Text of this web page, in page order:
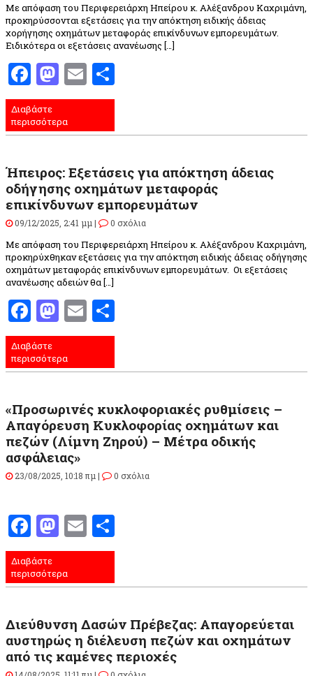
Με απόφαση του Περιφερειάρχη Ηπείρου κ. Αλέξανδρου Καχριμάνη,
προκηρύσσονται εξετάσεις για την απόκτηση ειδικής άδειας
χορήγησης οχημάτων μεταφοράς επικίνδυνων εμπορευμάτων.
Ειδικότερα οι εξετάσεις ανανέωσης […]
Facebook
Mastodon
Email
Διαβάστε
περισσότερα
Ήπειρος: Εξετάσεις για απόκτηση άδειας
οδήγησης οχημάτων μεταφοράς
επικίνδυνων εμπορευμάτων
09/12/2025, 2:41 μμ | 0 σχόλια
Με απόφαση του Περιφερειάρχη Ηπείρου κ. Αλέξανδρου Καχριμάνη,
προκηρύχθηκαν εξετάσεις για την απόκτηση ειδικής άδειας οδήγησης
οχημάτων μεταφοράς επικίνδυνων εμπορευμάτων. Οι εξετάσεις
ανανέωσης αδειών θα […]
Facebook
Mastodon
Email
Διαβάστε
περισσότερα
«Προσωρινές κυκλοφοριακές ρυθμίσεις –
Απαγόρευση Κυκλοφορίας οχημάτων και
πεζών (Λίμνη Ζηρού) – Μέτρα οδικής
ασφάλειας»
23/08/2025, 10:18 πμ | 0 σχόλια
Facebook
Mastodon
Email
Διαβάστε
περισσότερα
Διεύθυνση Δασών Πρέβεζας: Απαγορεύεται
αυστηρώς η διέλευση πεζών και οχημάτων
από τις καμένες περιοχές